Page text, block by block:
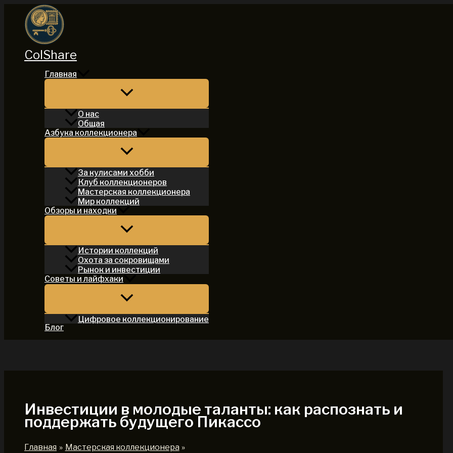
Перейти
содержимому
ColShare
Главная
О нас
Общая
Азбука коллекционера
За кулисами хобби
Клуб коллекционеров
Мастерская коллекционера
Мир коллекций
Обзоры и находки
Истории коллекций
Охота за сокровищами
Рынок и инвестиции
Советы и лайфхаки
Цифровое коллекционирование
Блог
Инвестиции в молодые таланты: как распознать и
поддержать будущего Пикассо
Главная
Мастерская коллекционера